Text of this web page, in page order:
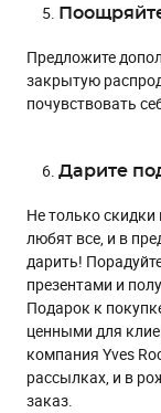
Предложите
закрытую
почувствовать
Дарите
Не только
любят все, и в
дарить!
презентами и
Подарок к
ценными для
компания Yves
рассылках, и в
заказ.